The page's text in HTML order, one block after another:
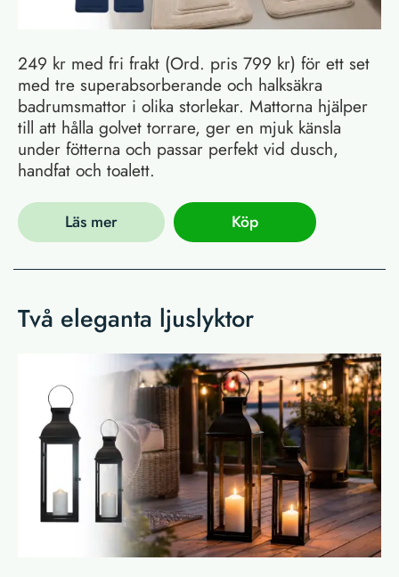
249 kr med fri frakt (Ord. pris 799 kr) för ett set
med tre superabsorberande och halksäkra
badrumsmattor i olika storlekar. Mattorna hjälper
till att hålla golvet torrare, ger en mjuk känsla
under fötterna och passar perfekt vid dusch,
handfat och toalett.
Läs mer Köp
Två eleganta ljuslyktor